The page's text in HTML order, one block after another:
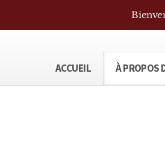
ACCUEIL À PROPOS